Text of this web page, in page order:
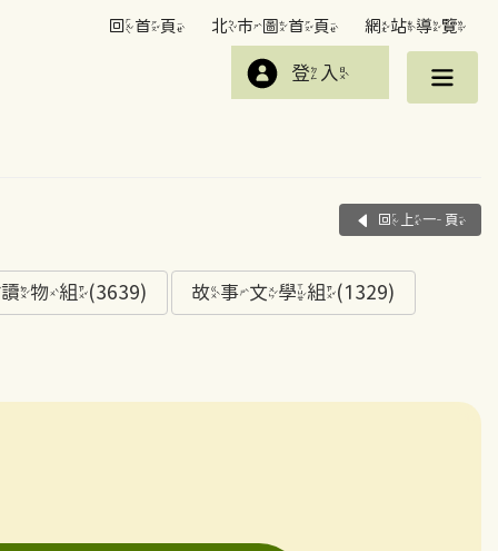
回首頁 北市圖首頁 網站導覽
登入
回上一頁
物組(3639) 故事文學組(1329)